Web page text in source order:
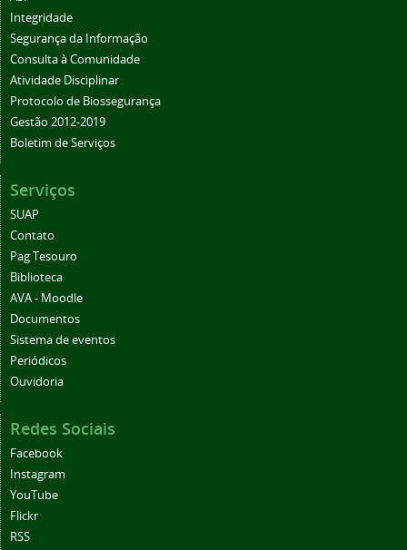
Integridade
Segurança da Informação
Consulta à Comunidade
Atividade Disciplinar
Protocolo de Biossegurança
Gestão 2012-2019
Boletim de Serviços
Serviços
SUAP
Contato
Pag Tesouro
Biblioteca
AVA - Moodle
Documentos
Sistema de eventos
Periódicos
Ouvidoria
Redes Sociais
Facebook
Instagram
YouTube
Flickr
RSS